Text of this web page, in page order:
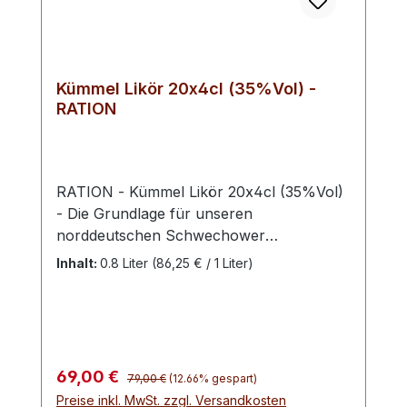
Kümmel Likör 20x4cl (35%Vol) -
RATION
RATION - Kümmel Likör 20x4cl (35%Vol)
- Die Grundlage für unseren
norddeutschen Schwechower
Kümmellikör bildet ein feines Kümmel-
Kümmelsamen, die sich durch ein
Inhalt: 0.8 Liter (86,25 € / 1 Liter)
Verkaufspreis:
69,00 € Regulärer Preis:
79,00 € (12.66% gespart)
Preise inkl. MwSt. zzgl. Versandkosten